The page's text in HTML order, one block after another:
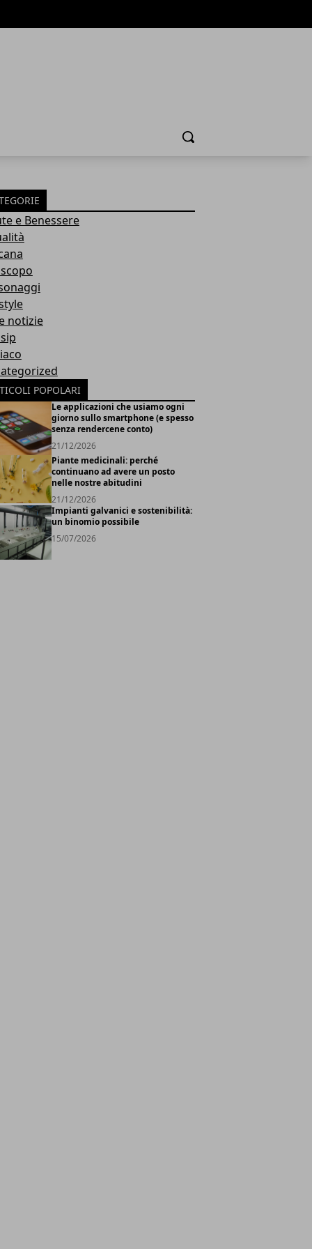
Cerca
e Benessere
notizie
POPOLARI
Le applicazioni che usiamo ogni
giorno sullo smartphone (e spesso
senza rendercene conto)
21/12/2026
Piante medicinali: perché
continuano ad avere un posto
nelle nostre abitudini
21/12/2026
Impianti galvanici e sostenibilità:
un binomio possibile
15/07/2026